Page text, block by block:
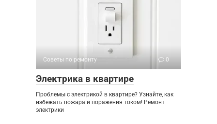
Советы по ремонту 0
Электрика в квартире
Проблемы с электрикой в квартире? Узнайте, как
избежать пожара и поражения током! Ремонт
электрики